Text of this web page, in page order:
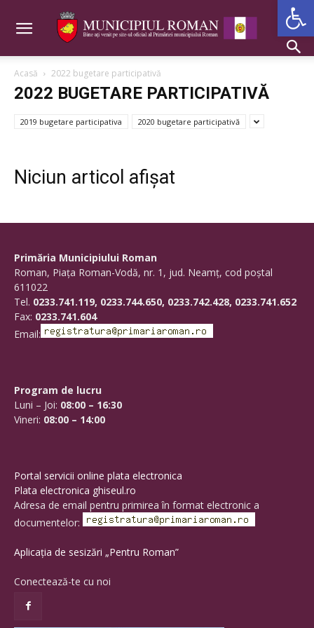
Acasă 2022 bugetare participativă
2022 BUGETARE PARTICIPATIVĂ
2019 bugetare participativa 2020 bugetare participativă
Niciun articol afișat
Primăria Municipiului Roman
Roman, Piaţa Roman-Vodă, nr. 1, jud. Neamţ, cod poştal
611022
Tel. 0233.741.119, 0233.744.650, 0233.742.428, 0233.741.652
Fax: 0233.741.604
Email:
Program de lucru
Luni – Joi: 08:00 – 16:30
Vineri: 08:00 – 14:00
Portal servicii online plata electronica
Plata electronica ghiseul.ro
Adresa de email pentru primirea în format electronic a
documentelor:
Aplicația de sesizări „Pentru Roman”
Conectează-te cu noi